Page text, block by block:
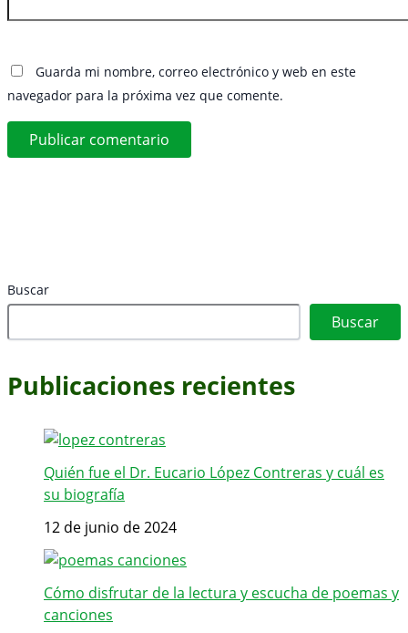
Guarda mi nombre, correo electrónico y web en este
navegador para la próxima vez que comente.
Buscar
Buscar
Publicaciones recientes
Quién fue el Dr. Eucario López Contreras y cuál es
su biografía
12 de junio de 2024
Cómo disfrutar de la lectura y escucha de poemas y
canciones